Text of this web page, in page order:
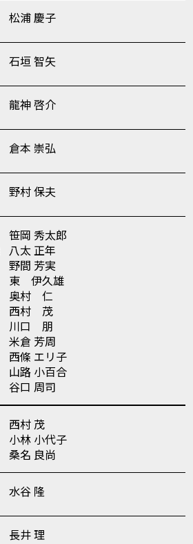
松浦 慶子
石垣 智矢
龍神 啓介
倉本 崇弘
野村 保夫
笹岡 秀太郎
八太 正年
野間 芳実
東 伊久雄
奥村 仁
西村 茂
川口 朋
米倉 芳周
西條 エリ子
山路 小百合
谷口 周司
西村 茂
小林 小代子
桑名 良尚
水谷 隆
長井 理